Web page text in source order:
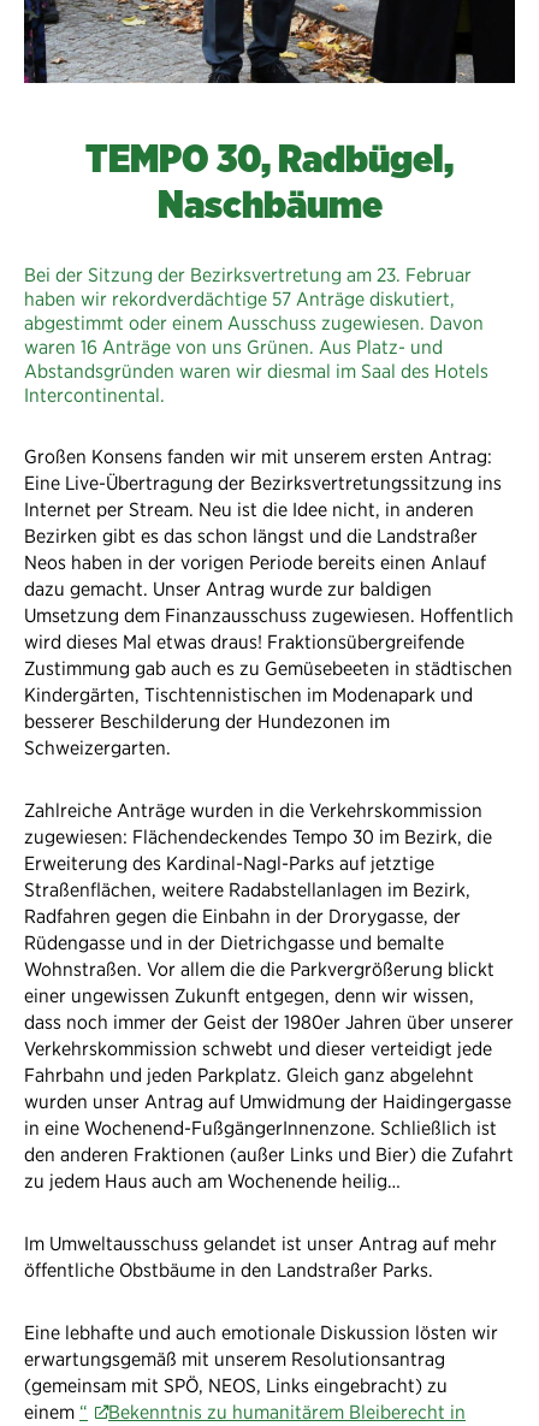
TEMPO 30, Radbügel,
Naschbäume
Bei der Sitzung der Bezirksvertretung am 23. Februar
haben wir rekordverdächtige 57 Anträge diskutiert,
abgestimmt oder einem Ausschuss zugewiesen. Davon
waren 16 Anträge von uns Grünen. Aus Platz- und
Abstandsgründen waren wir diesmal im Saal des Hotels
Intercontinental.
Großen Konsens fanden wir mit unserem ersten Antrag:
Eine Live-Übertragung der Bezirksvertretungssitzung ins
Internet per Stream. Neu ist die Idee nicht, in anderen
Bezirken gibt es das schon längst und die Landstraßer
Neos haben in der vorigen Periode bereits einen Anlauf
dazu gemacht. Unser Antrag wurde zur baldigen
Umsetzung dem Finanzausschuss zugewiesen. Hoffentlich
wird dieses Mal etwas draus! Fraktionsübergreifende
Zustimmung gab auch es zu Gemüsebeeten in städtischen
Kindergärten, Tischtennistischen im Modenapark und
besserer Beschilderung der Hundezonen im
Schweizergarten.
Zahlreiche Anträge wurden in die Verkehrskommission
zugewiesen: Flächendeckendes Tempo 30 im Bezirk, die
Erweiterung des Kardinal-Nagl-Parks auf jetztige
Straßenflächen, weitere Radabstellanlagen im Bezirk,
Radfahren gegen die Einbahn in der Drorygasse, der
Rüdengasse und in der Dietrichgasse und bemalte
Wohnstraßen. Vor allem die die Parkvergrößerung blickt
einer ungewissen Zukunft entgegen, denn wir wissen,
dass noch immer der Geist der 1980er Jahren über unserer
Verkehrskommission schwebt und dieser verteidigt jede
Fahrbahn und jeden Parkplatz. Gleich ganz abgelehnt
wurden unser Antrag auf Umwidmung der Haidingergasse
in eine Wochenend-FußgängerInnenzone. Schließlich ist
den anderen Fraktionen (außer Links und Bier) die Zufahrt
zu jedem Haus auch am Wochenende heilig…
Im Umweltausschuss gelandet ist unser Antrag auf mehr
öffentliche Obstbäume in den Landstraßer Parks.
Eine lebhafte und auch emotionale Diskussion lösten wir
erwartungsgemäß mit unserem Resolutionsantrag
(gemeinsam mit SPÖ, NEOS, Links eingebracht) zu
einem “
Bekenntnis zu humanitärem Bleiberecht in